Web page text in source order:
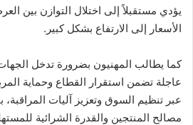
يؤدي مستقبلاً إلى اختلال التوازن بين
الأسعار إلى الارتفاع بشكل كبير.
كما يطالب المهنيون بضرورة تدخل الجهات
عاجلة تضمن استقرار القطاع وحماية
عبر تنظيم السوق وتعزيز آليات المراقبة،
مصالح المنتجين والقدرة الشرائية